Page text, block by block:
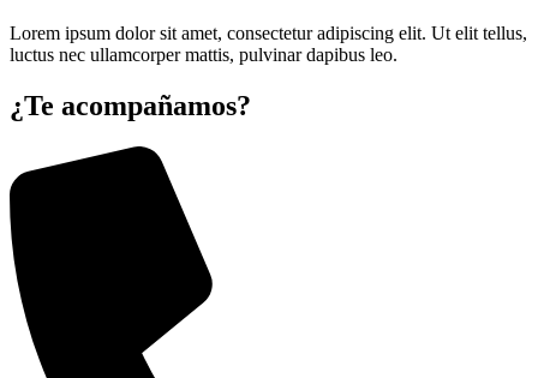
Lorem ipsum dolor sit amet, consectetur adipiscing elit. Ut elit tellus,
luctus nec ullamcorper mattis, pulvinar dapibus leo.
¿Te acompañamos?